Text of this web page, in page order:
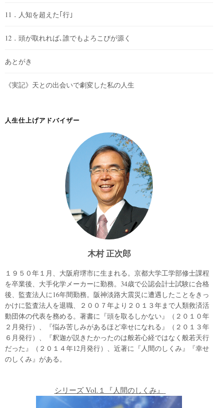
11．人知を超えた｢行｣
12．頭が取れれば､誰でもよろこびが源く
あとがき
《実記》天との出会いで劇変した私の人生
人生仕上げアドバイザー
木村 正次郎
１９５０年１月、大阪府堺市に生まれる。京都大学工学部修士課程
を卒業後、大手化学メーカーに勤務。34歳で公認会計士試験に合格
後、監査法人に16年間勤務。阪神淡路大震災に遭遇したことをきっ
かけに監査法人を退職、２００７年より２０１３年まで人類救済活
動団体の代表を務める。著書に『頭を取るしかない』（２０１０年
２月発行）、『悩み苦しみがあるほど幸せになれる』（２０１３年
６月発行）、『釈迦が説きたかったのは般若心経ではなく般若天行
だった』（２０１４年12月発行）、近著に『人間のしくみ』『幸せ
のしくみ』がある。
シリーズ Vol.１『人間のしくみ』